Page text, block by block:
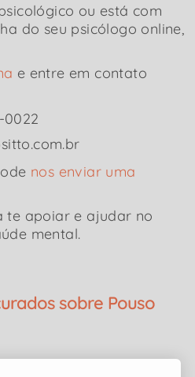
ou está com
do seu psicólogo online,
e entre em contato
0022
nos enviar uma
te apoiar e ajudar no
mental.
sobre Pouso